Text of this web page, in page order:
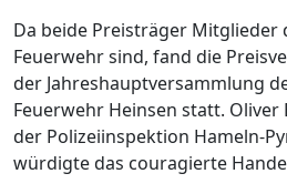
Da beide Preisträger Mitglieder
Feuerwehr sind, fand die
der Jahreshauptversammlung
Feuerwehr Heinsen statt. Oliver
der Polizeiinspektion Hameln-
würdigte das couragierte